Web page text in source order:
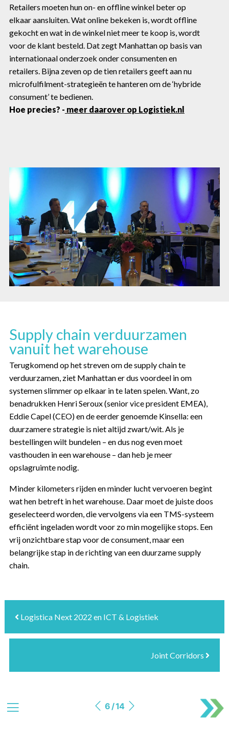
Retailers moeten hun on- en offline winkel beter op
elkaar aansluiten. Wat online bekeken is, wordt offline
gekocht en wat in de winkel niet meer te koop is, wordt
voor de klant besteld. Dat zegt Manhattan op basis van
internationaal onderzoek onder consumenten en
retailers. Bijna zeven op de tien retailers geeft aan nu
microfulfilment-strategieën te hanteren om de ‘hybride
consument’ te bedienen.
Hoe precies? - meer daarover op Logistiek.nl
Supply chain verduurzamen
vanuit het warehouse
Terugkomend op het streven om de supply chain te
verduurzamen, ziet Manhattan er dus voordeel in om
systemen slimmer op elkaar in te laten spelen. Want, zo
benadrukken Henri Seroux (senior vice president EMEA),
Eddie Capel (CEO) en de eerder genoemde Kinsella: een
duurzamere strategie is niet altijd zwart/wit. Als je
bestellingen wilt bundelen – en dus nog even moet
vasthouden in een warehouse – dan heb je meer
opslagruimte nodig.
Minder kilometers rijden en minder lucht vervoeren begint
wat hen betreft in het warehouse. Daar moet de juiste doos
geselecteerd worden, die vervolgens via een TMS-systeem
efficiënt ingeladen wordt voor zo min mogelijke stops. Een
vrij onzichtbare stap voor de consument, maar een
belangrijke stap in de richting van een duurzame supply
chain.
Logistica Next 2022 en ICT & Logistiek
Joint Corridors
6 / 14